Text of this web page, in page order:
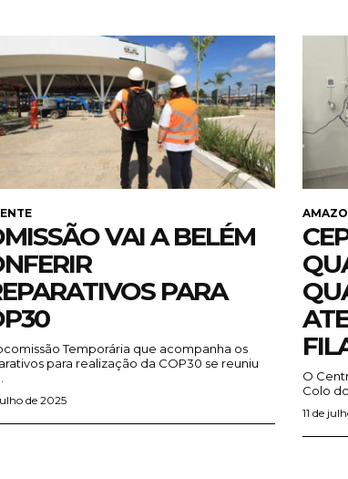
VAI A BELÉM
PARA
Temporária que acompanha os
para realização da COP30 se reuniu
de 2025
O
Colo
11 de